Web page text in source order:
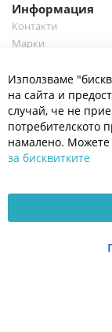
Информация
Контакти
Марки
Полезно
Общи условия
Политика за
Платформа за OPC
Доставка и плащане
Използваме
на сайта и
случай, че не
потребителското
намалено. Можете
за бисквитките